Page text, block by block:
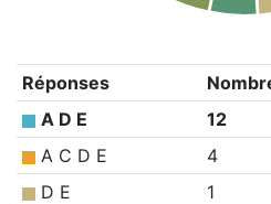
Réponses
A D E
12
A C D E
4
D E
1